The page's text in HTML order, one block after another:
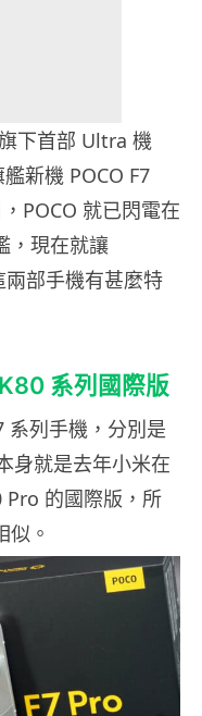
下首部 Ultra 機
新機 POCO F7
POCO 就已閃電在
，現在就讓
部手機有甚麼特
系列國際版
系列手機，分別是
身就是去年小米在
Pro 的國際版，所
似。